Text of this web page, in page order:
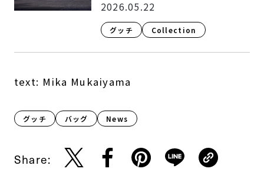
2026.05.22
グッチ Collection
text: Mika Mukaiyama
グッチ バッグ News
Share: